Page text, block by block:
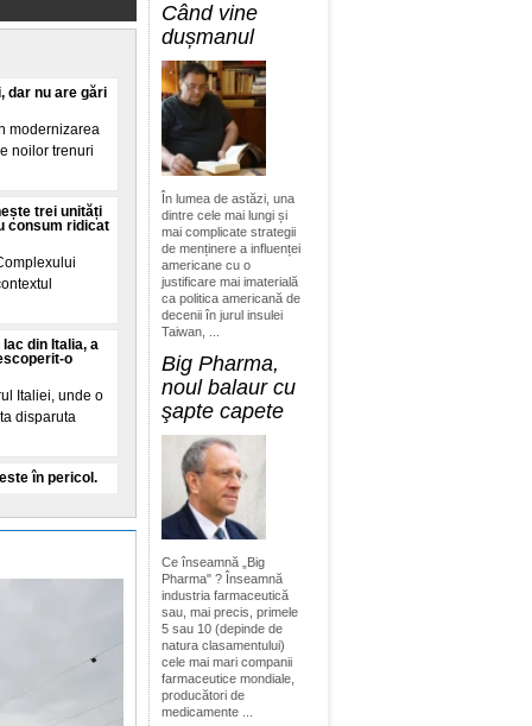
dar nu are gări
modernizarea
noilor trenuri
trei unități
consum ridicat
din Italia, a
o
Italiei, unde o
disparuta
în pericol.
de coșmar
de moarte.
exact așa va
TikTok dupa
sa o
Când vine
dușmanul
În lumea de astăzi, una
dintre cele mai lungi și
mai complicate strategii
de menținere a influenței
americane cu o
justificare mai imaterială
ca politica americană de
decenii în jurul insulei
Taiwan, ...
Big Pharma,
noul balaur cu
şapte capete
Ce înseamnă „Big
Pharma" ? Înseamnă
industria farmaceutică
sau, mai precis, primele
5 sau 10 (depinde de
natura clasamentului)
cele mai mari companii
farmaceutice mondiale,
producători de
medicamente ...